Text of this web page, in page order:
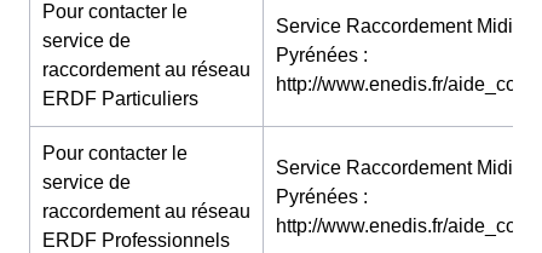
Pour contacter le
service de
raccordement au réseau
ERDF Particuliers
Service Raccordement Midi-
Pyrénées :
http://www.enedis.fr/
Pour contacter le
service de
raccordement au réseau
ERDF Professionnels
Service Raccordement Midi-
Pyrénées :
http://www.enedis.fr/